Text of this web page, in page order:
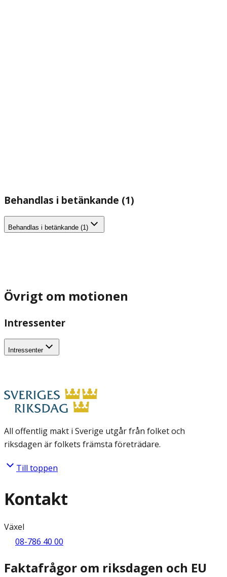
Behandlas i betänkande (1)
Behandlas i betänkande (1)
Övrigt om motionen
Intressenter
Intressenter
All offentlig makt i Sverige utgår från folket och
riksdagen är folkets främsta företrädare.
Till toppen
Kontakt
Växel
08-786 40 00
Faktafrågor om riksdagen och EU